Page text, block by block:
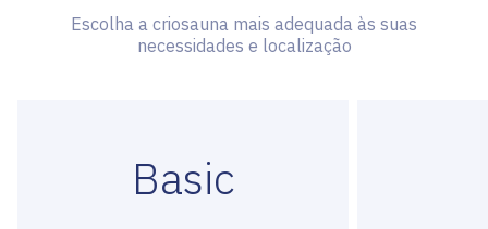
Escolha a criosauna mais adequada às suas
necessidades e localização
Basic